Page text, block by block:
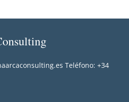
Teléfono: +34